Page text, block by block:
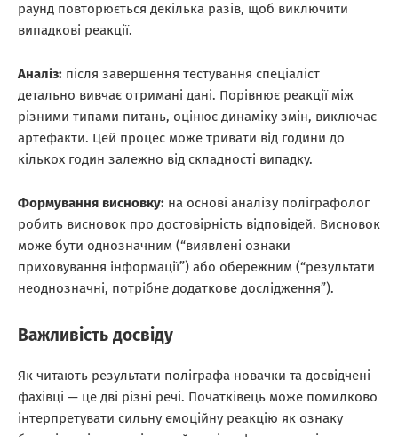
раунд повторюється декілька разів, щоб виключити
випадкові реакції.
Аналіз: після завершення тестування спеціаліст
детально вивчає отримані дані. Порівнює реакції між
різними типами питань, оцінює динаміку змін, виключає
артефакти. Цей процес може тривати від години до
кількох годин залежно від складності випадку.
Формування висновку: на основі аналізу поліграфолог
робить висновок про достовірність відповідей. Висновок
може бути однозначним (“виявлені ознаки
приховування інформації”) або обережним (“результати
неоднозначні, потрібне додаткове дослідження”).
Важливість досвіду
Як читають результати поліграфа новачки та досвідчені
фахівці — це дві різні речі. Початківець може помилково
інтерпретувати сильну емоційну реакцію як ознаку